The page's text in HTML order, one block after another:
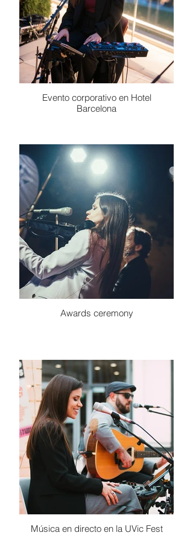
Evento corporativo en Hotel
Barcelona
Awards ceremony
Música en directo en la UVic Fest